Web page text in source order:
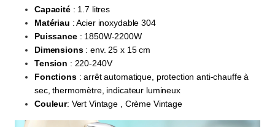
Capacité: 1.7 litres
Matériau : Acier inoxydable 304
Puissance: 1850W-2200W
Dimensions: env. 25 x 15 cm
Tension : 220-240V
Fonctions: arrêt automatique, protection anti-chauffe à
sec, thermomètre, indicateur lumineux
Couleur: ‎Vert Vintage , Crème Vintage